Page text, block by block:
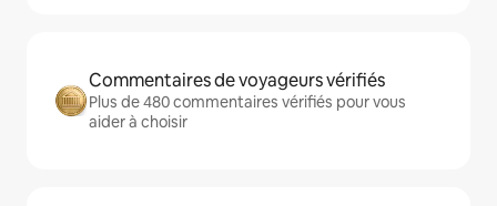
Commentaires de voyageurs vérifiés
Plus de 480 commentaires vérifiés pour vous
aider à choisir